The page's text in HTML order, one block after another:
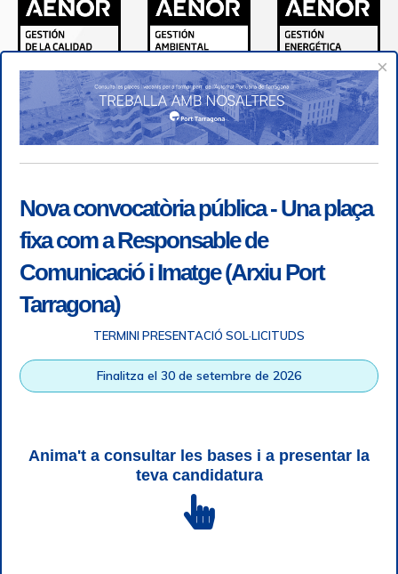
Accessibility Legal note | + info RGPD |Information of
×
Nova convocatòria pública - Una plaça
fixa com a Responsable de
Comunicació i Imatge (Arxiu Port
Tarragona)
TERMINI PRESENTACIÓ SOL·LICITUDS
Finalitza el 30 de setembre de 2026
Anima't a consultar les bases i a presentar la
teva candidatura